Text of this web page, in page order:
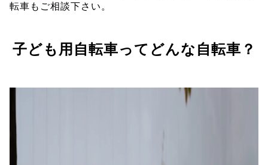
転車もご相談下さい。
子ども用自転車ってどんな自転車？